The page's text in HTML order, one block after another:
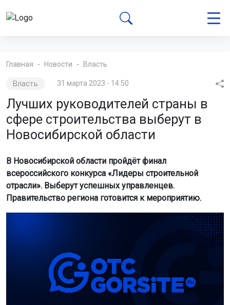
Главная Новости Власть
Власть 31 марта 2023 - 14:50
Лучших руководителей страны в
сфере строительства выберут в
Новосибирской области
В Новосибирской области пройдёт финал
всероссийского конкурса «Лидеры строительной
отрасли». Выберут успешных управленцев.
Правительство региона готовится к мероприятию.